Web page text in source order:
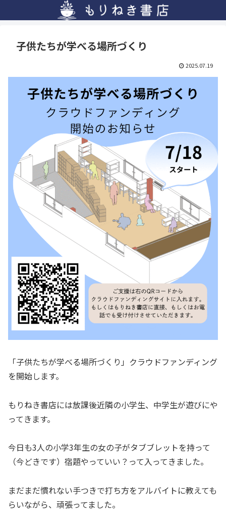
子供たちが学べる場所づくり
2025.07.19
「子供たちが学べる場所づくり」クラウドファンディング
を開始します。
もりねき書店には放課後近隣の小学生、中学生が遊びにや
ってきます。
今日も3人の小学3年生の女の子がタブブレットを持って
（今どきです）宿題やっていい？って入ってきました。
まだまだ慣れない手つきで打ち方をアルバイトに教えても
らいながら、頑張ってました。